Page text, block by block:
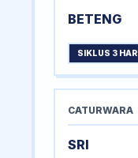
BETENG
SIKLUS 3 HARI
CATURWARA
SRI